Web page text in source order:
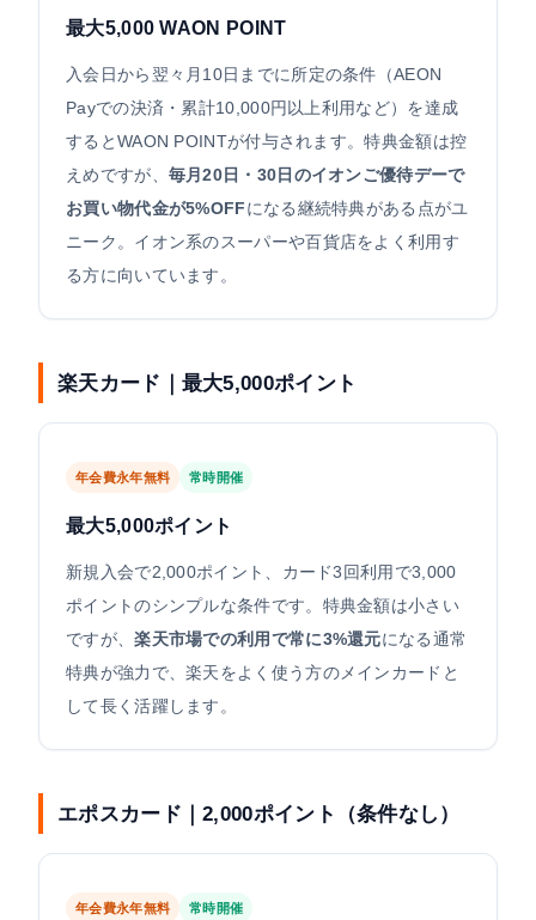
最大5,000 WAON POINT
入会日から翌々月10日までに所定の条件（AEON
Payでの決済・累計10,000円以上利用など）を達成
するとWAON POINTが付与されます。特典金額は控
えめですが、 毎月20日・30日のイオンご優待デーで
お買い物代金が5%OFFになる継続特典がある点がユ
ニーク。イオン系のスーパーや百貨店をよく利用す
る方に向いています。
楽天カード｜最大5,000ポイント
年会費永年無料 常時開催
最大5,000ポイント
新規入会で2,000ポイント、カード3回利用で3,000
ポイントのシンプルな条件です。特典金額は小さい
ですが、楽天市場での利用で常に3%還元になる通常
特典が強力で、楽天をよく使う方のメインカードと
して長く活躍します。
エポスカード｜2,000ポイント（条件なし）
年会費永年無料 常時開催